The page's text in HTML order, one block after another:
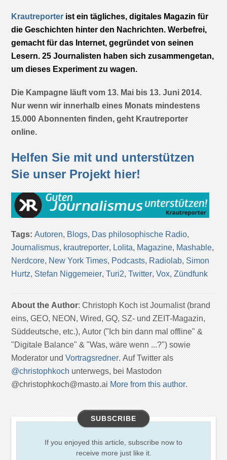
Krautreporter ist ein tägliches, digitales Magazin für
die Geschichten hinter den Nachrichten. Werbefrei,
gemacht für das Internet, gegründet von seinen
Lesern. 25 Journalisten haben sich zusammengetan,
um dieses Experiment zu wagen.
Die Kampagne läuft vom 13. Mai bis 13. Juni 2014.
Nur wenn wir innerhalb eines Monats mindestens
15.000 Abonnenten finden, geht Krautreporter
online.
Helfen Sie mit und unterstützen
Sie unser Projekt hier!
Tags:Autoren, Blogs, Das philosophische Radio,
Journalismus, krautreporter, Lolita, Magazine, Mashable,
Nerdcore, New York Times, Podcasts, Radiolab, Simon
Hurtz,Stefan Niggemeier,Turi2,Twitter,Vox,Zündfunk
About the Author: Christoph Koch ist Journalist (brand
eins, GEO, NEON, Wired, GQ, SZ- und ZEIT-Magazin,
Süddeutsche, etc.), Autor ("Ich bin dann mal offline" &
"Digitale Balance" & "Was, wäre wenn ...?") sowie
Moderator undVortragsredner. Auf Twitter als
@christophkoch unterwegs, bei Mastodon
@christophkoch@masto.ai More from this author.
SUBSCRIBE
If you enjoyed this article, subscribe now to
receive more just like it.